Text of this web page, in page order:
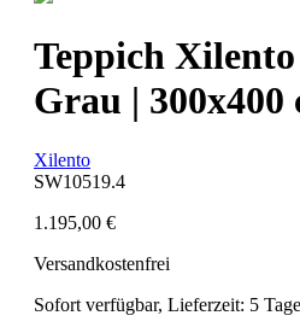
Teppich
Grau | 300x400
Xilento
SW10519.4
1.195,00 €
Versandkostenfrei
Sofort verfügbar, Lieferzeit: 5 Tage